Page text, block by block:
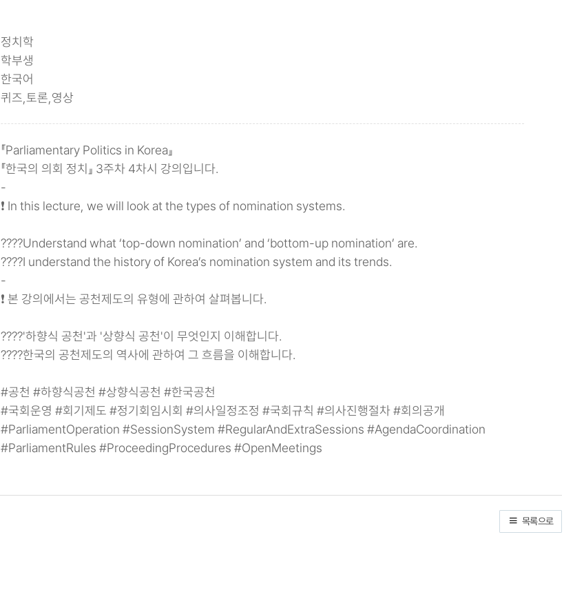
정치학
학부생
한국어
퀴즈,토론,영상
『Parliamentary Politics in Korea』
『한국의 의회 정치』 3주차 4차시 강의입니다.
-
❗ In this lecture, we will look at the types of nomination systems.
????Understand what ‘top-down nomination’ and ‘bottom-up nomination’ are.
????I understand the history of Korea’s nomination system and its trends.
-
❗ 본 강의에서는 공천제도의 유형에 관하여 살펴봅니다.
????'하향식 공천'과 '상향식 공천'이 무엇인지 이해합니다.
????한국의 공천제도의 역사에 관하여 그 흐름을 이해합니다.
#공천 #하향식공천 #상향식공천 #한국공천
#국회운영 #회기제도 #정기회임시회 #의사일정조정 #국회규칙 #의사진행절차 #회의공개
#ParliamentOperation #SessionSystem #RegularAndExtraSessions #AgendaCoordination
#ParliamentRules #ProceedingProcedures #OpenMeetings
목록으로